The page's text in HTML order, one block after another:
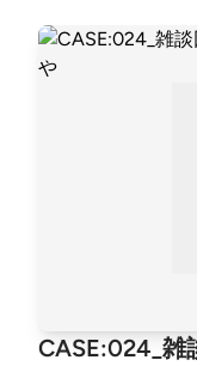
CASE:024_雑